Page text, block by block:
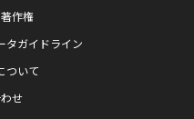
作権
タガイドライン
ついて
せ